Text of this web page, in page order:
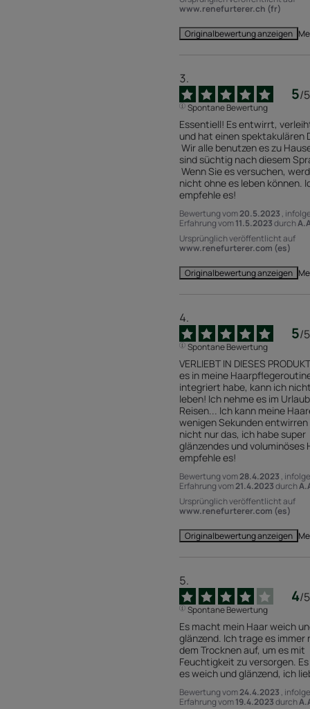
www.renefurterer.ch (fr)
Originalbewertung anzeigen
5/5
Spontane Bewertung
Essentiell! Es entwirrt,
und hat einen spektakulären
sind süchtig nach diesem
nicht ohne es leben können.
empfehle es!
Bewertung vom20.5.2023 ,
Erfahrung vom11.5.2023durch
Ursprünglich veröffentlicht auf
www.renefurterer.com (es)
Originalbewertung anzeigen
5/5
Spontane Bewertung
VERLIEBT IN DIESES
es in meine
integriert habe, kann ich
leben! Ich nehme es im
Reisen... Ich kann meine
wenigen Sekunden entwirren
nicht nur das, ich habe super
glänzendes und voluminöses
empfehle es!
Bewertung vom28.4.2023 ,
Erfahrung vom21.4.2023durch
Ursprünglich veröffentlicht auf
www.renefurterer.com (es)
Originalbewertung anzeigen
4/5
Spontane Bewertung
Es macht mein Haar weich
glänzend. Ich trage es immer
dem Trocknen auf, um es mit
Feuchtigkeit zu versorgen.
es weich und glänzend, ich
Bewertung vom24.4.2023 ,
Erfahrung vom19.4.2023durch